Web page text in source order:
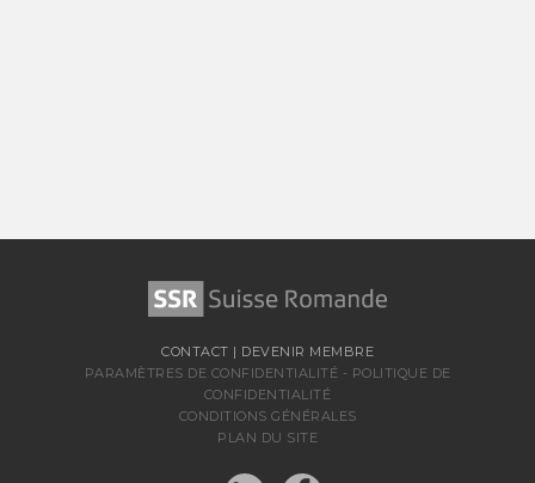
CONTACT | DEVENIR MEMBRE
PARAMÈTRES DE CONFIDENTIALITÉ - POLITIQUE DE
CONFIDENTIALITÉ
CONDITIONS GÉNÉRALES
PLAN DU SITE